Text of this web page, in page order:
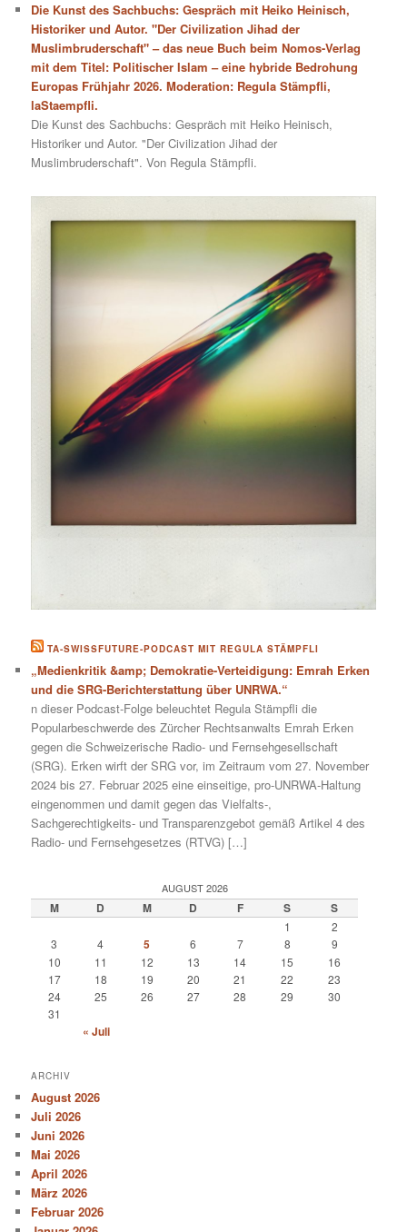
Die Kunst des Sachbuchs: Gespräch mit Heiko Heinisch,
Historiker und Autor. "Der Civilization Jihad der
Muslimbruderschaft" – das neue Buch beim Nomos-Verlag
mit dem Titel: Politischer Islam – eine hybride Bedrohung
Europas Frühjahr 2026. Moderation: Regula Stämpfli,
laStaempfli.
Die Kunst des Sachbuchs: Gespräch mit Heiko Heinisch,
Historiker und Autor. "Der Civilization Jihad der
Muslimbruderschaft". Von Regula Stämpfli.
TA-SWISSFUTURE-PODCAST MIT REGULA STÄMPFLI
„Medienkritik &amp; Demokratie-Verteidigung: Emrah Erken
und die SRG-Berichterstattung über UNRWA.“
n dieser Podcast-Folge beleuchtet Regula Stämpfli die
Popularbeschwerde des Zürcher Rechtsanwalts Emrah Erken
gegen die Schweizerische Radio- und Fernsehgesellschaft
(SRG). Erken wirft der SRG vor, im Zeitraum vom 27. November
2024 bis 27. Februar 2025 eine einseitige, pro-UNRWA-Haltung
eingenommen und damit gegen das Vielfalts-,
Sachgerechtigkeits- und Transparenzgebot gemäß Artikel 4 des
Radio- und Fernsehgesetzes (RTVG) […]
AUGUST 2026
M D M D F S S
1
2
3
4 5 6 7 8
9
10
11 12 13 14 15
16
17
18 19 20 21 22
23
24
25 26 27 28 29
30
31
« Juli
ARCHIV
August 2026
Juli 2026
Juni 2026
Mai 2026
April 2026
März 2026
Februar 2026